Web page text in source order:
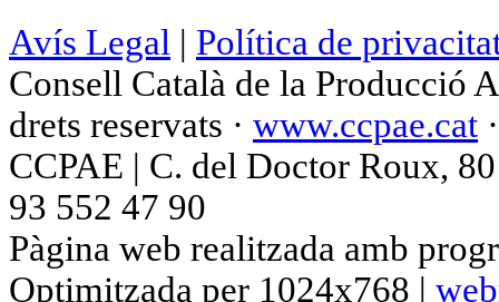
Avís Legal | Política de
Consell Català de la Producció
drets reservats · www.ccpae.cat
CCPAE | C. del Doctor Roux,
93 552 47 90
Pàgina web realitzada amb
Optimitzada per 1024x768 |